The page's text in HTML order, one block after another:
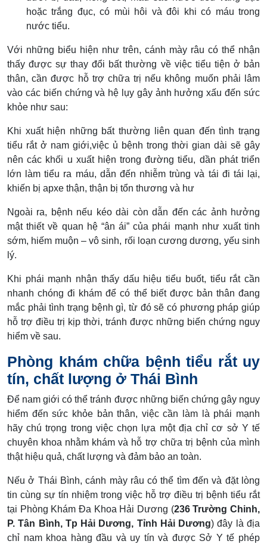
hoặc trắng đục, có mùi hôi và đôi khi có máu trong
nước tiểu.
Với những biểu hiện như trên, cánh mày râu có thể nhận
thấy được sự thay đổi bất thường về việc tiểu tiện ở bản
thân, cần được hỗ trợ chữa trị nếu không muốn phải lâm
vào các biến chứng và hệ lụy gây ảnh hưởng xấu đến sức
khỏe như sau:
Khi xuất hiện những bất thường liên quan đến tình trạng
tiểu rắt ở nam giới,việc ủ bệnh trong thời gian dài sẽ gây
nên các khối u xuất hiện trong đường tiểu, dần phát triển
lớn làm tiểu ra máu, dẫn đến nhiễm trùng và tái đi tái lại,
khiến bị apxe thận, thận bị tổn thương và hư
Ngoài ra, bệnh nếu kéo dài còn dẫn đến các ảnh hưởng
mật thiết về quan hệ “ân ái” của phái mạnh như xuất tinh
sớm, hiếm muộn – vô sinh, rối loạn cương dương, yếu sinh
lý.
Khi phái mạnh nhận thấy dấu hiệu tiểu buốt, tiểu rắt cần
nhanh chóng đi khám để có thể biết được bản thân đang
mắc phải tình trạng bệnh gì, từ đó sẽ có phương pháp giúp
hỗ trợ điều trị kịp thời, tránh được những biến chứng nguy
hiểm về sau.
Phòng khám chữa bệnh tiểu rắt uy
tín, chất lượng ở Thái Bình
Để nam giới có thể tránh được những biến chứng gây nguy
hiểm đến sức khỏe bản thân, việc cần làm là phái mạnh
hãy chú trọng trong việc chọn lựa một địa chỉ cơ sở Y tế
chuyên khoa nhằm khám và hỗ trợ chữa trị bệnh của mình
thật hiệu quả, chất lượng và đảm bảo an toàn.
Nếu ở Thái Bình, cánh mày râu có thể tìm đến và đặt lòng
tin cùng sự tín nhiệm trong việc hỗ trợ điều trị bệnh tiểu rắt
tại Phòng Khám Đa Khoa Hải Dương (236 Trường Chinh,
P. Tân Bình, Tp Hải Dương, Tỉnh Hải Dương) đây là địa
chỉ nam khoa hàng đầu và uy tín và được Sở Y tế phép